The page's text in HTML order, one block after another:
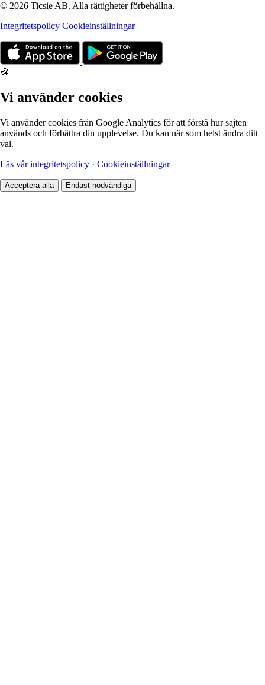
© 2026 Ticsie AB. Alla rättigheter förbehållna.
Integritetspolicy Cookieinställningar
🍪
Vi använder cookies
Vi använder cookies från Google Analytics för att förstå hur sajten
används och förbättra din upplevelse. Du kan när som helst ändra ditt
val.
Läs vår integritetspolicy · Cookieinställningar
Acceptera alla Endast nödvändiga